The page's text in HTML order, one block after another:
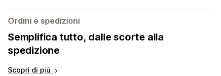
Ordini e spedizioni
Semplifica tutto, dalle scorte alla
spedizione
Scopri di più